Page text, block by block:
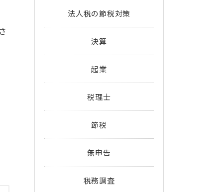
法人税の節税対策
決算
起業
税理士
節税
無申告
税務調査